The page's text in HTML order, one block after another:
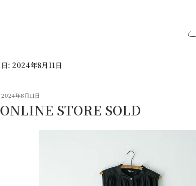
日: 2024年8月11日
投
日:
2024年8月11日
ONLINE STORE SOLD